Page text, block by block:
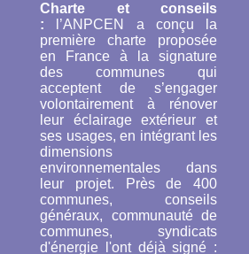
Charte et conseils
: l’ANPCEN a conçu la
première charte proposée
en France à la signature
des communes qui
acceptent de s’engager
volontairement à rénover
leur éclairage extérieur et
ses usages, en intégrant les
dimensions
environnementales dans
leur projet. Près de 400
communes, conseils
généraux, communauté de
communes, syndicats
d'énergie l'ont déjà signé :